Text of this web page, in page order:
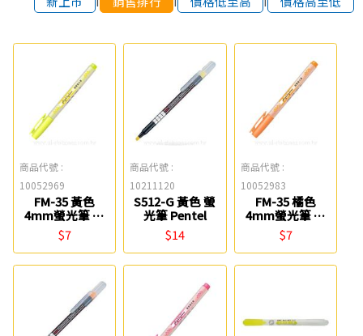
商品代號 :
10052969
FM-35 黃色
4mm螢光筆 雄
獅
$7
商品代號 :
10211120
S512-G 黃色 螢
光筆 Pentel
$14
商品代號 :
10052983
FM-35 橘色
4mm螢光筆 雄
獅
$7